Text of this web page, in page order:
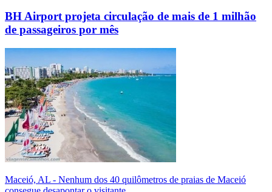
BH Airport projeta circulação de mais de 1 milhão
de passageiros por mês
Maceió, AL - Nenhum dos 40 quilômetros de praias de Maceió